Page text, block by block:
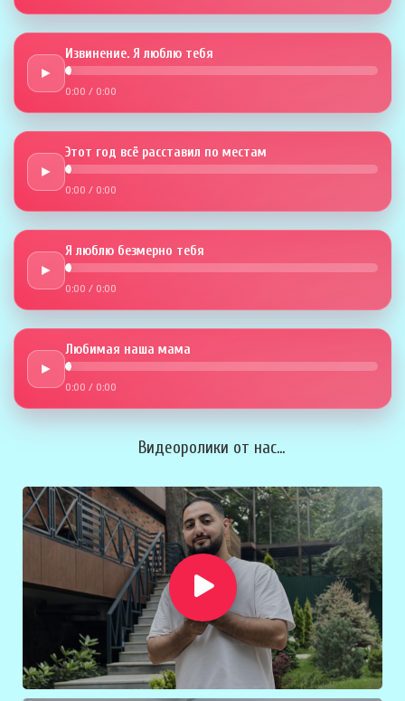
►
Извинение. Я люблю тебя
0:00 / 0:00
►
Этот год всё расставил по местам
0:00 / 0:00
►
Я люблю безмерно тебя
0:00 / 0:00
►
Любимая наша мама
0:00 / 0:00
Видеоролики от нас...